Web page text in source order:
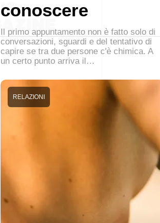
conoscere
Il primo appuntamento non è fatto solo di
conversazioni, sguardi e del tentativo di
capire se tra due persone c'è chimica. A
un certo punto arriva il…
RELAZIONI